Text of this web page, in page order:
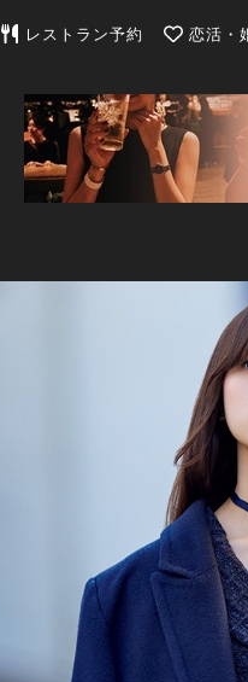
東京カレンダー | 最新のグル
レストラン予約 恋活・